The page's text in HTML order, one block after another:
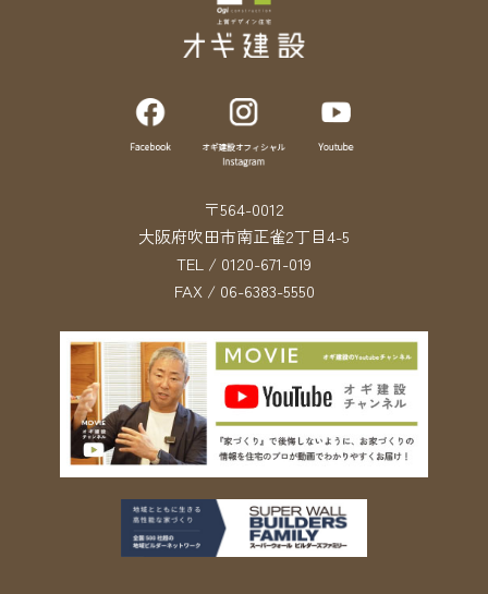
〒564-0012
大阪府吹田市南正雀2丁目4-5
TEL / 0120-671-019
FAX / 06-6383-5550